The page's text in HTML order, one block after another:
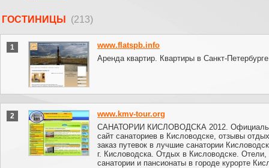
ГОСТИНИЦЫ (213)
1
www.flatspb.info
Аренда квартир. Квартиры в Санкт-
2
www.kmv-tour.org
САНАТОРИИ КИСЛОВОДСКА 2012.
сайт санаториев в Кисловодске, отзывы
заказ путевок в лучшие санатории
г. Кисловодска. Отдых в Кисловодске. Отели,
санатории и пансионаты в городе курорте